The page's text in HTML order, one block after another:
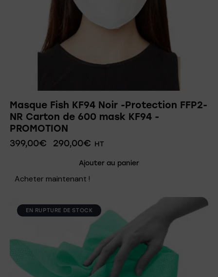
Masque Fish KF94 Noir -Protection FFP2-
NR Carton de 600 mask KF94 -
PROMOTION
399,00€ 290,00€ HT
Ajouter au panier
Acheter maintenant !
EN RUPTURE DE STOCK